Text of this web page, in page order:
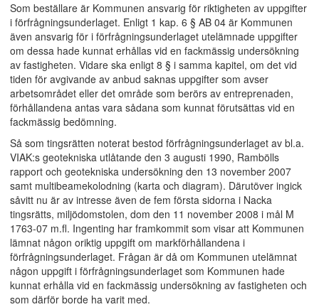
Som beställare är Kommunen ansvarig för riktigheten av uppgifter
i förfrågningsunderlaget. Enligt 1 kap. 6 § AB 04 är Kommunen
även ansvarig för i förfrågningsunderlaget utelämnade uppgifter
om dessa hade kunnat erhållas vid en fackmässig undersökning
av fastigheten. Vidare ska enligt 8 § i samma kapitel, om det vid
tiden för avgivande av anbud saknas uppgifter som avser
arbetsområdet eller det område som berörs av entreprenaden,
förhållandena antas vara sådana som kunnat förutsättas vid en
fackmässig bedömning.
Så som tingsrätten noterat bestod förfrågningsunderlaget av bl.a.
VIAK:s geotekniska utlåtande den 3 augusti 1990, Rambölls
rapport och geotekniska undersökning den 13 november 2007
samt multibeamekolodning (karta och diagram). Därutöver ingick
såvitt nu är av intresse även de fem första sidorna i Nacka
tingsrätts, miljödomstolen, dom den 11 november 2008 i mål M
1763-07 m.fl. Ingenting har framkommit som visar att Kommunen
lämnat någon oriktig uppgift om markförhållandena i
förfrågningsunderlaget. Frågan är då om Kommunen utelämnat
någon uppgift i förfrågningsunderlaget som Kommunen hade
kunnat erhålla vid en fackmässig undersökning av fastigheten och
som därför borde ha varit med.